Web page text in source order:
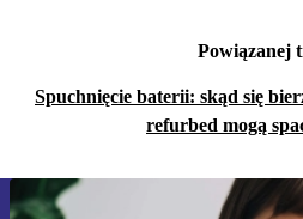
Powiązanej
Spuchnięcie baterii: skąd się
refurbed mogą